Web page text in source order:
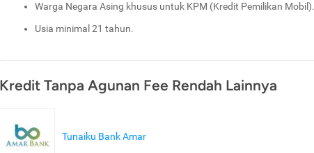
Warga Negara Asing khusus untuk KPM (Kredit Pemilikan Mobil).
Usia minimal 21 tahun.
Kredit Tanpa Agunan Fee Rendah Lainnya
Tunaiku Bank Amar